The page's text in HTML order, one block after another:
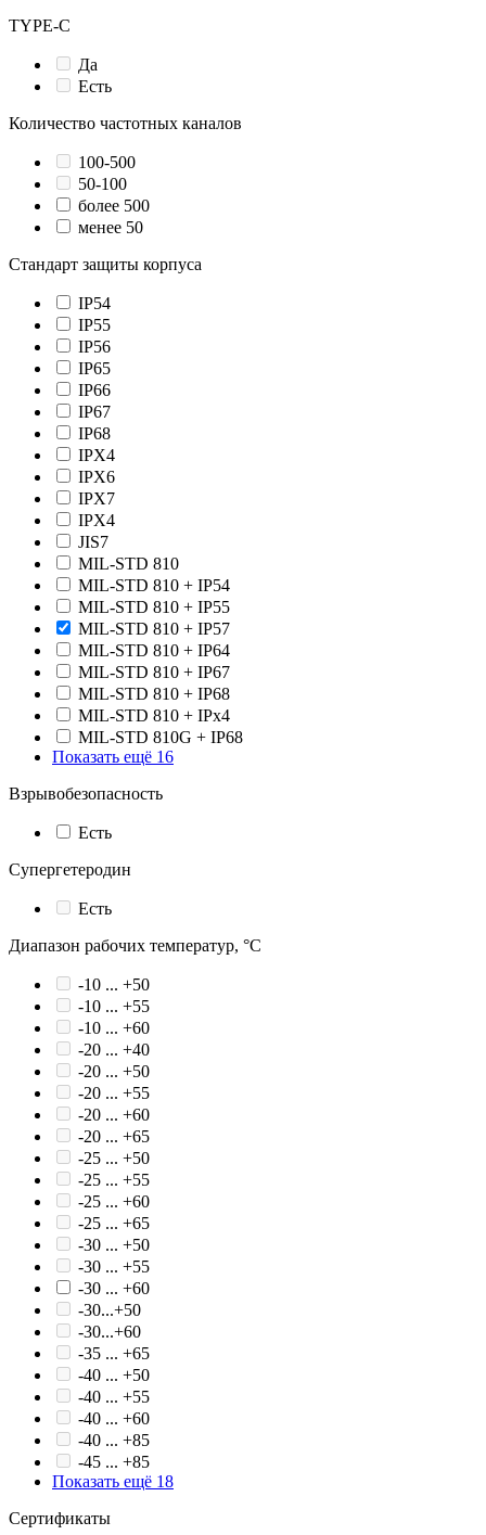
TYPE-C
Да
Есть
Количество частотных каналов
100-500
50-100
более 500
менее 50
Стандарт защиты корпуса
IP54
IP55
IP56
IP65
IP66
IP67
IP68
IPX4
IPX6
IPX7
IPХ4
JIS7
MIL-STD 810
MIL-STD 810 + IP54
MIL-STD 810 + IP55
MIL-STD 810 + IP57
MIL-STD 810 + IP64
MIL-STD 810 + IP67
MIL-STD 810 + IP68
MIL-STD 810 + IPx4
MIL-STD 810G + IP68
Показать ещё 16
Взрывобезопасность
Есть
Супергетеродин
Есть
Диапазон рабочих температур, °С
-10 ... +50
-10 ... +55
-10 ... +60
-20 ... +40
-20 ... +50
-20 ... +55
-20 ... +60
-20 ... +65
-25 ... +50
-25 ... +55
-25 ... +60
-25 ... +65
-30 ... +50
-30 ... +55
-30 ... +60
-30...+50
-30...+60
-35 ... +65
-40 ... +50
-40 ... +55
-40 ... +60
-40 ... +85
-45 ... +85
Показать ещё 18
Сертификаты